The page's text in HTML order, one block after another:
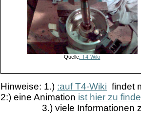
Quelle: T4-Wiki
Hinweise: 1.) :auf T4-Wiki findet
2:) eine Animation ist hier zu
3.) viele Informationen